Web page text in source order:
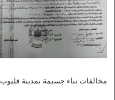
مخالفات بناء جسيمة بمدينة قليوب